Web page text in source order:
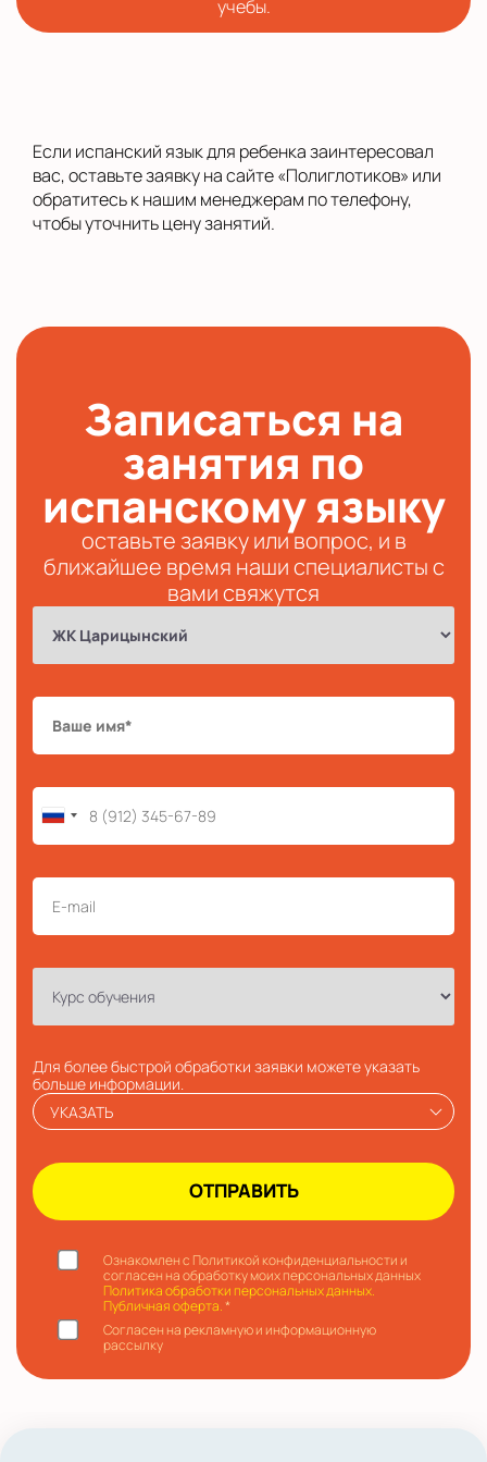
учебы.
Если испанский язык для ребенка заинтересовал
вас, оставьте заявку на сайте «Полиглотиков» или
обратитесь к нашим менеджерам по телефону,
чтобы уточнить цену занятий.
Записаться на
занятия по
испанскому языку
оставьте заявку или вопрос, и в
ближайшее время наши специалисты с
вами свяжутся
Для более быстрой обработки заявки можете указать
больше информации.
УКАЗАТЬ
Ознакомлен с Политикой конфиденциальности и
согласен на обработку моих персональных данных
Политика обработки персональных данных.
Публичная оферта.*
Согласен на рекламную и информационную
рассылку